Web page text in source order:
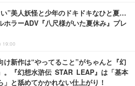
”美人妖怪と少年のドキドキなひと夏…
ホラーADV『八尺様がいた夏休み』プレ
19:00
け新作は“やってること”がちゃんと『幻
。『幻想水滸伝 STAR LEAP』は「基本
」と舐めてかかれない仕上がり！